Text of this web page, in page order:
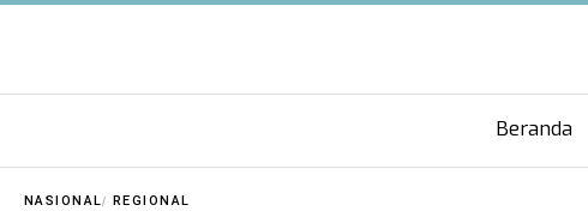
Beranda
NASIONAL REGIONAL